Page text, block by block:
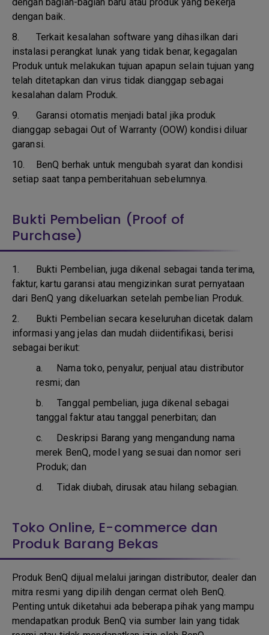
dengan baik.
8. Terkait kesalahan software yang dihasilkan dari
instalasi perangkat lunak yang tidak benar, kegagalan
Produk untuk melakukan tujuan apapun selain tujuan yang
telah ditetapkan dan virus tidak dianggap sebagai
kesalahan dalam Produk.
9. Garansi otomatis menjadi batal jika produk
dianggap sebagai Out of Warranty (OOW) kondisi diluar
garansi.
10. BenQ berhak untuk mengubah syarat dan kondisi
setiap saat tanpa pemberitahuan sebelumnya.
Bukti Pembelian (Proof of
Purchase)
1. Bukti Pembelian, juga dikenal sebagai tanda terima,
faktur, kartu garansi atau mengizinkan surat pernyataan
dari BenQ yang dikeluarkan setelah pembelian Produk.
2. Bukti Pembelian secara keseluruhan dicetak dalam
informasi yang jelas dan mudah diidentifikasi, berisi
sebagai berikut:
a. Nama toko, penyalur, penjual atau distributor
resmi; dan
b. Tanggal pembelian, juga dikenal sebagai
tanggal faktur atau tanggal penerbitan; dan
c. Deskripsi Barang yang mengandung nama
merek BenQ, model yang sesuai dan nomor seri
Produk; dan
d.Tidak diubah, dirusak atau hilang sebagian.
Toko Online, E-commerce dan
Produk Barang Bekas
Produk BenQ dijual melalui jaringan distributor, dealer dan
mitra resmi yang dipilih dengan cermat oleh BenQ.
Penting untuk diketahui ada beberapa pihak yang mampu
mendapatkan produk BenQ via sumber lain yang tidak